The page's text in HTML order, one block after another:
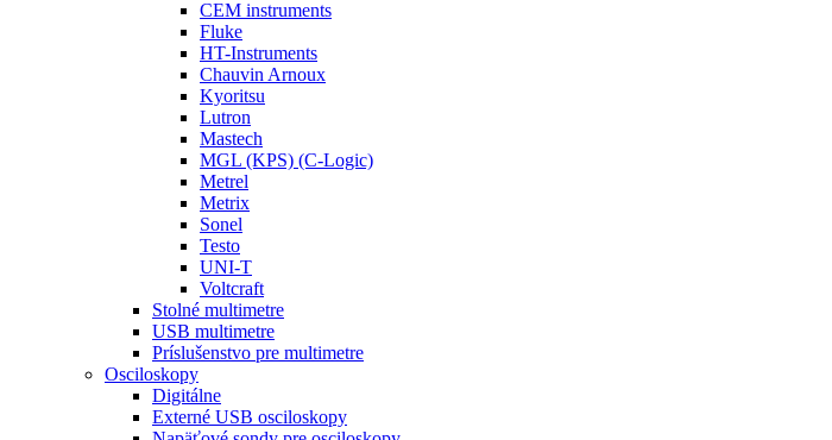
CEM instruments
Fluke
HT-Instruments
Chauvin Arnoux
Kyoritsu
Lutron
Mastech
MGL (KPS) (C-Logic)
Metrel
Metrix
Sonel
Testo
UNI-T
Voltcraft
Stolné multimetre
USB multimetre
Príslušenstvo pre multimetre
Osciloskopy
Digitálne
Externé USB osciloskopy